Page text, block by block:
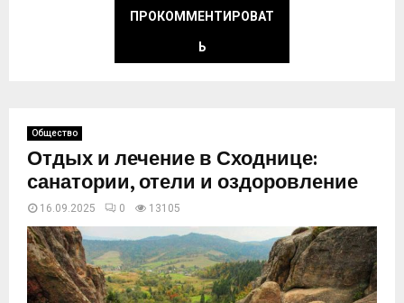
ПРОКОММЕНТИРОВАТ
Ь
Общество
Отдых и лечение в Сходнице:
санатории, отели и оздоровление
16.09.2025 0 13105